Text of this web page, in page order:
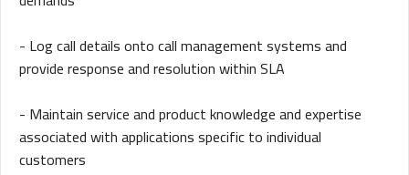
- Log call details onto call management systems and
provide response and resolution within SLA
- Maintain service and product knowledge and expertise
associated with applications specific to individual
customers